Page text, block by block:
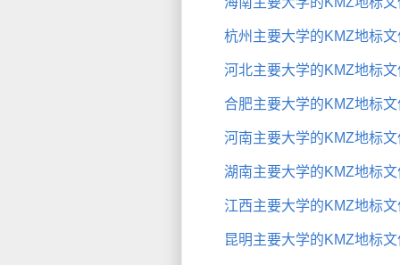
杭州主要大学的KMZ地标文
河北主要大学的KMZ地标文
合肥主要大学的KMZ地标文
河南主要大学的KMZ地标文
湖南主要大学的KMZ地标文
江西主要大学的KMZ地标文
昆明主要大学的KMZ地标文